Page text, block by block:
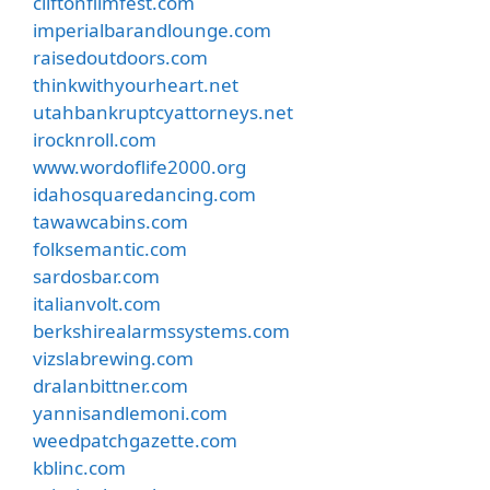
imperialbarandlounge.com
raisedoutdoors.com
thinkwithyourheart.net
utahbankruptcyattorneys.net
irocknroll.com
www.wordoflife2000.org
idahosquaredancing.com
tawawcabins.com
folksemantic.com
sardosbar.com
italianvolt.com
berkshirealarmssystems.com
vizslabrewing.com
dralanbittner.com
yannisandlemoni.com
weedpatchgazette.com
kblinc.com